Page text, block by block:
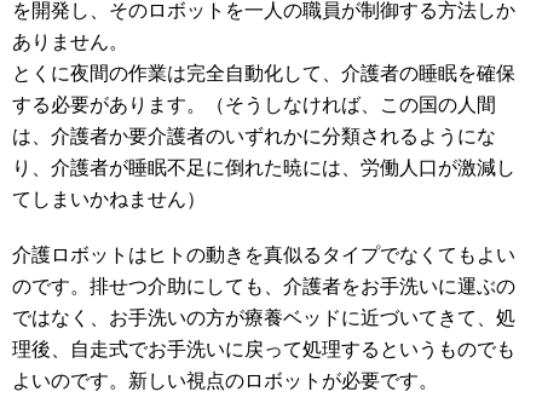
を開発し、そのロボットを一人の職員が制御する方法しか
ありません。
とくに夜間の作業は完全自動化して、介護者の睡眠を確保
する必要があります。（そうしなければ、この国の人間
は、介護者か要介護者のいずれかに分類されるようにな
り、介護者が睡眠不足に倒れた暁には、労働人口が激減し
てしまいかねません）
介護ロボットはヒトの動きを真似るタイプでなくてもよい
のです。排せつ介助にしても、介護者をお手洗いに運ぶの
ではなく、お手洗いの方が療養ベッドに近づいてきて、処
理後、自走式でお手洗いに戻って処理するというものでも
よいのです。新しい視点のロボットが必要です。